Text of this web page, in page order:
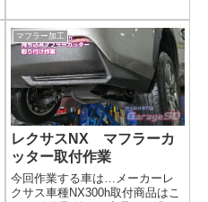
マフラー中古部品をお安く購入
したのはいいのですが、フラン
ジ部分の錆が酷い状態でした。
平らにしてあげ...
マフラー加工
レクサスNX マフラーカ
ッター取付作業
今回作業する車は…メーカーレ
クサス車種NX300h取付商品はこ